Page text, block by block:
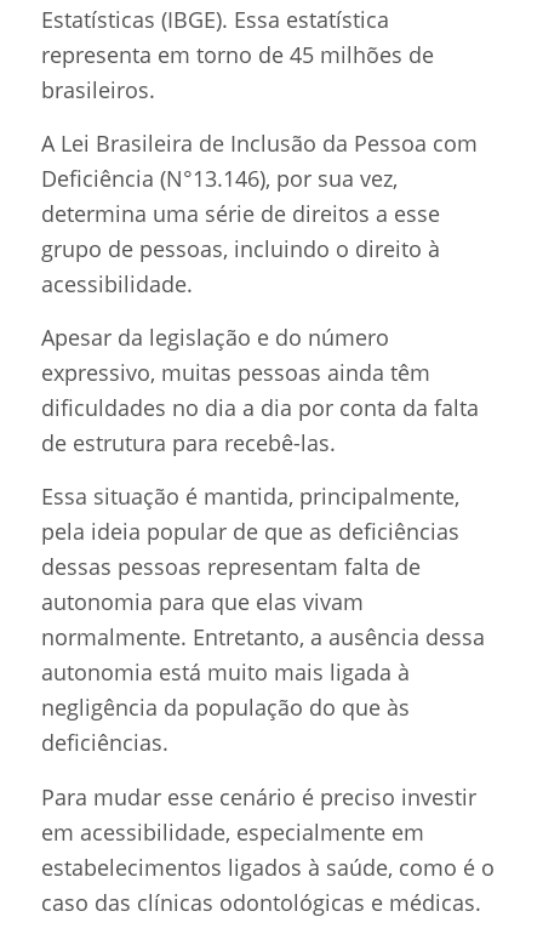
Estatísticas (IBGE). Essa estatística
representa em torno de 45 milhões de
brasileiros.
A Lei Brasileira de Inclusão da Pessoa com
Deficiência (N°13.146), por sua vez,
determina uma série de direitos a esse
grupo de pessoas, incluindo o direito à
acessibilidade.
Apesar da legislação e do número
expressivo, muitas pessoas ainda têm
dificuldades no dia a dia por conta da falta
de estrutura para recebê-las.
Essa situação é mantida, principalmente,
pela ideia popular de que as deficiências
dessas pessoas representam falta de
autonomia para que elas vivam
normalmente. Entretanto, a ausência dessa
autonomia está muito mais ligada à
negligência da população do que às
deficiências.
Para mudar esse cenário é preciso investir
em acessibilidade, especialmente em
estabelecimentos ligados à saúde, como é o
caso das clínicas odontológicas e médicas.